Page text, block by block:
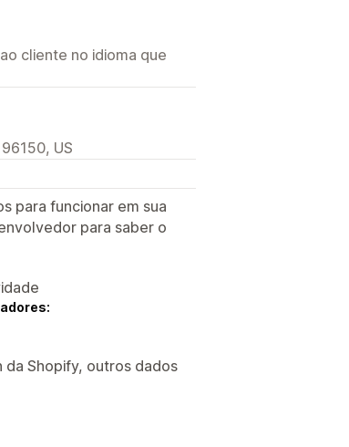
cliente no idioma que
US
para funcionar em sua
para saber o
Shopify, outros dados